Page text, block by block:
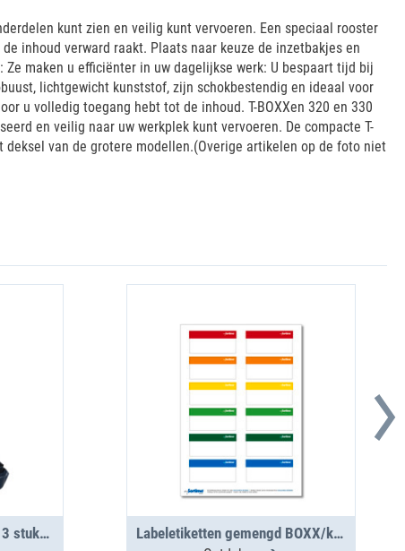
kunt zien en veilig kunt vervoeren. Een speciaal rooster
inhoud verward raakt. Plaats naar keuze de inzetbakjes en
maken u efficiënter in uw dagelijkse werk: U bespaart tijd bij
lichtgewicht kunststof, zijn schokbestendig en ideaal voor
u volledig toegang hebt tot de inhoud. T-BOXXen 320 en 330
en veilig naar uw werkplek kunt vervoeren. De compacte T-
van de grotere modellen.(Overige artikelen op de foto niet
T-BOXX 120 incl. IB-set 13 stuks H63 Labeletiketten gemengd BOXX/koffer/clip 12 st. (1 vel)